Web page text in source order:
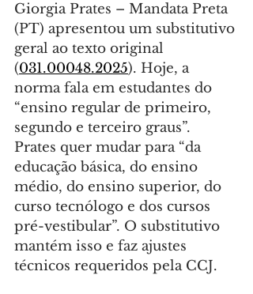
Giorgia Prates – Mandata Preta
(PT) apresentou um substitutivo
geral ao texto original
(031.00048.2025). Hoje, a
norma fala em estudantes do
“ensino regular de primeiro,
segundo e terceiro graus”.
Prates quer mudar para “da
educação básica, do ensino
médio, do ensino superior, do
curso tecnólogo e dos cursos
pré-vestibular”. O substitutivo
mantém isso e faz ajustes
técnicos requeridos pela CCJ.